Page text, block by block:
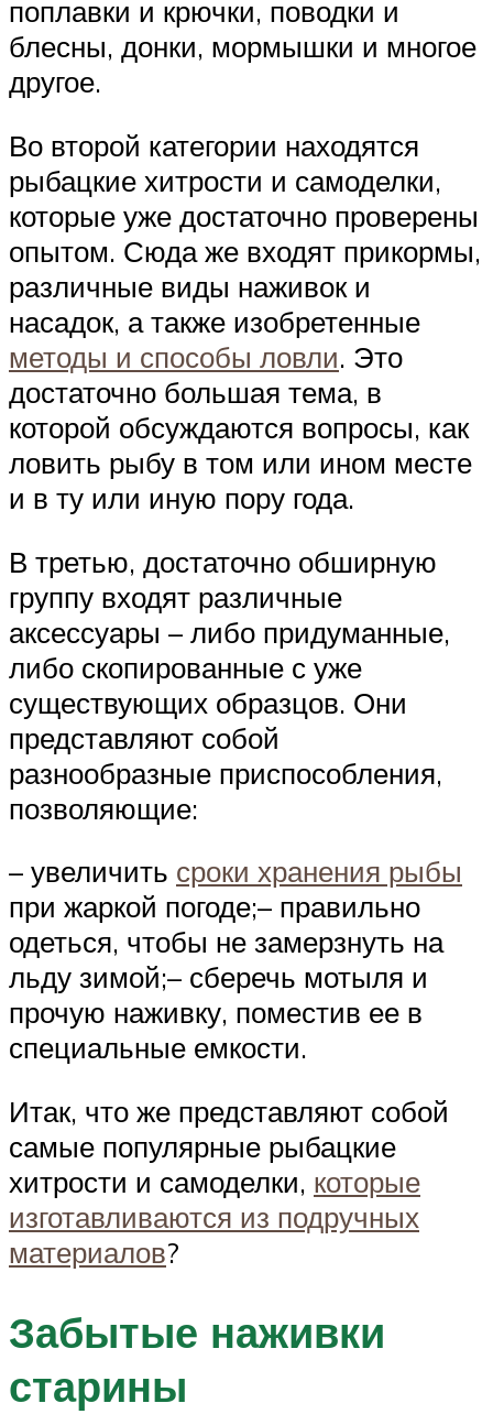
поплавки и крючки, поводки и
блесны, донки, мормышки и многое
другое.
Во второй категории находятся
рыбацкие хитрости и самоделки,
которые уже достаточно проверены
опытом. Сюда же входят прикормы,
различные виды наживок и
насадок, а также изобретенные
методы и способы ловли. Это
достаточно большая тема, в
которой обсуждаются вопросы, как
ловить рыбу в том или ином месте
и в ту или иную пору года.
В третью, достаточно обширную
группу входят различные
аксессуары – либо придуманные,
либо скопированные с уже
существующих образцов. Они
представляют собой
разнообразные приспособления,
позволяющие:
– увеличить сроки хранения рыбы
при жаркой погоде;– правильно
одеться, чтобы не замерзнуть на
льду зимой;– сберечь мотыля и
прочую наживку, поместив ее в
специальные емкости.
Итак, что же представляют собой
самые популярные рыбацкие
хитрости и самоделки, которые
изготавливаются из подручных
материалов?
Забытые наживки
старины